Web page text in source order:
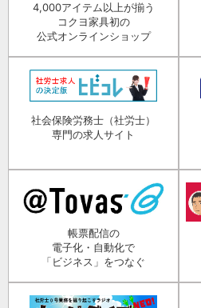
4,000アイテム以上が揃う
コクヨ家具初の
公式オンラインショップ
社会保険労務士（社労士）
専門の求人サイト
帳票配信の
電子化・自動化で
「ビジネス」をつなぐ